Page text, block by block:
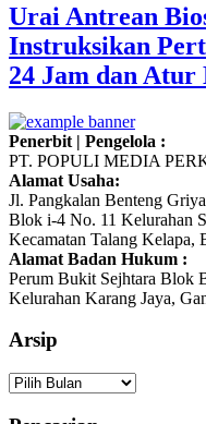
Urai Antrean
Instruksikan
24 Jam dan
Penerbit | Pengelola :
PT. POPULI MEDIA
Alamat Usaha:
Jl. Pangkalan Benteng
Blok i-4 No. 11 Kelurahan
Kecamatan Talang Kelapa,
Alamat Badan Hukum :
Perum Bukit Sejhtara Blok
Kelurahan Karang Jaya,
Arsip
Arsip